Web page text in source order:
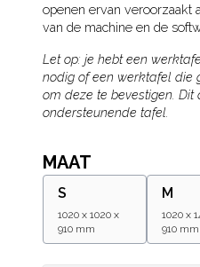
openen ervan veroorzaakt
van de machine en de
Let op: je hebt een
nodig of een werktafel die
om deze te bevestigen.
ondersteunende tafel.
MAAT
S
1020 x 1020 x
910 mm
M
1020 x
910 mm